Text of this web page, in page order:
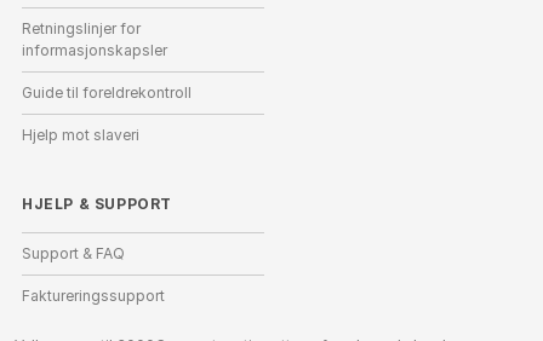
Retningslinjer for
informasjonskapsler
Guide til foreldrekontroll
Hjelp mot slaveri
HJELP & SUPPORT
Support & FAQ
Faktureringssupport